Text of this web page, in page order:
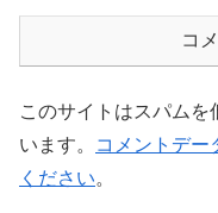
コ
このサイトはスパムを
います。
コメントデー
ください。